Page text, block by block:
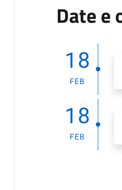
Date e
18
FEB
18
FEB